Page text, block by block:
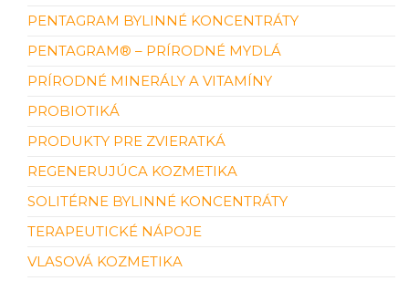
PENTAGRAM BYLINNÉ KONCENTRÁTY
PENTAGRAM® – PRÍRODNÉ MYDLÁ
PRÍRODNÉ MINERÁLY A VITAMÍNY
PROBIOTIKÁ
PRODUKTY PRE ZVIERATKÁ
REGENERUJÚCA KOZMETIKA
SOLITÉRNE BYLINNÉ KONCENTRÁTY
TERAPEUTICKÉ NÁPOJE
VLASOVÁ KOZMETIKA